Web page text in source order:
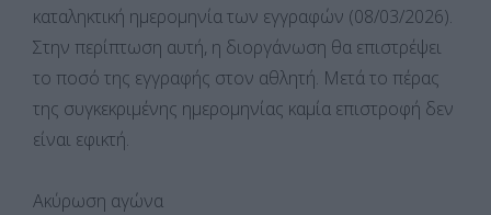
καταληκτική ημερομηνία των εγγραφών (08/03/2026).
Στην περίπτωση αυτή, η διοργάνωση θα επιστρέψει
το ποσό της εγγραφής στον αθλητή. Μετά το πέρας
της συγκεκριμένης ημερομηνίας καμία επιστροφή δεν
είναι εφικτή.
Ακύρωση αγώνα